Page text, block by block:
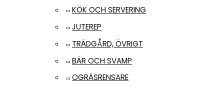
KÖK OCH SERVERING
JUTEREP
TRÄDGÅRD, ÖVRIGT
BÄR OCH SVAMP
OGRÄSRENSARE